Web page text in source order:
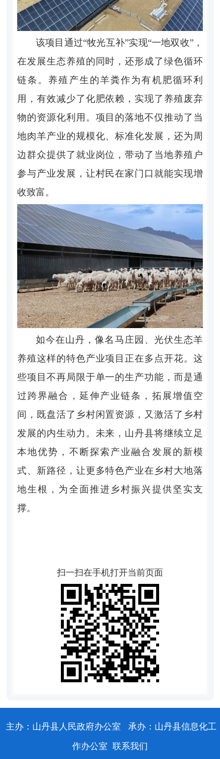
该项目通过“牧光互补”实现“一地双收”，
在发展生态养殖的同时，还形成了绿色循环
链条。养殖产生的羊粪作为有机肥循环利
用，有效减少了化肥依赖，实现了养殖废弃
物的资源化利用。项目的落地不仅推动了当
地肉羊产业的规模化、标准化发展，还为周
边群众提供了就业岗位，带动了当地养殖户
参与产业发展，让村民在家门口就能实现增
收致富。
如今在山丹，像名马庄园、光伏生态羊
养殖这样的特色产业项目正在多点开花。这
些项目不再局限于单一的生产功能，而是通
过跨界融合，延伸产业链条，拓展增值空
间，既盘活了乡村闲置资源，又激活了乡村
发展的内生动力。未来，山丹县将继续立足
本地优势，不断探索产业融合发展的新模
式、新路径，让更多特色产业在乡村大地落
地生根，为全面推进乡村振兴提供坚实支
撑。
扫一扫在手机打开当前页面
主办：山丹县人民政府办公室
承办：山丹县信息化工
作办公室 联系我们